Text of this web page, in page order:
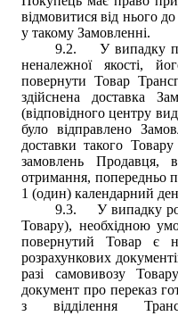
відмовитися від нього
у такому Замовленні.
9.2.
У випадку
неналежної якості,
повернути Товар
здійснена доставка
(відповідного центру
було відправлено
доставки такого
замовлень Продавця,
отримання, попередньо
1 (один) календарний
9.3.
У випадку
Товару), необхідною
повернутий Товар є
розрахункових
разі самовивозу
документ про переказ
з відділення